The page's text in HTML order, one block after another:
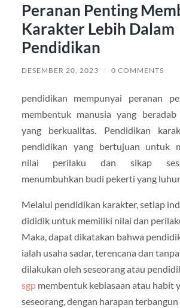
Peranan Penting
Karakter Lebih Dalam
Pendidikan
DESEMBER 20, 2023 / 0 COMMENTS
pendidikan mempunyai peranan
membentuk manusia yang
yang berkualitas. Pendidikan
pendidikan yang bertujuan untuk
nilai perilaku dan sikap
menumbuhkan budi pekerti yang
Melalui pendidikan karakter, setiap
dididik untuk memiliki nilai dan
Maka, dapat dikatakan bahwa
ialah usaha sadar, terencana dan
dilakukan oleh seseorang atau
sgpmembentuk kebiasaan atau habit
seseorang, dengan harapan